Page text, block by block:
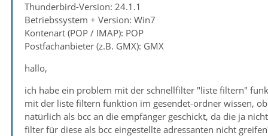
Thunderbird-Version: 24.1.1
Betriebssystem + Version: Win7
Kontenart (POP / IMAP): POP
Postfachanbieter (z.B. GMX): GMX
hallo,
ich habe ein problem mit der schnellfilter "liste filtern"
mit der liste filtern funktion im gesendet-ordner wissen,
natürlich als bcc an die empfänger geschickt, da die ja
filter für diese als bcc eingestellte adressanten nicht